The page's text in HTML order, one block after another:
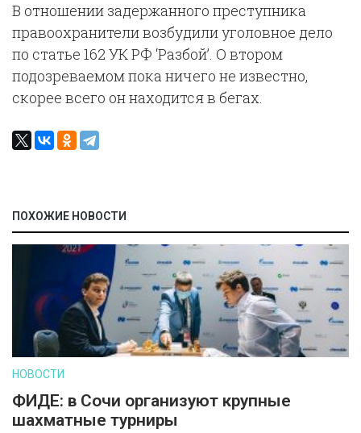
В отношении задержанного преступника
правоохранители возбудили уголовное дело
по статье 162 УК РФ ‘Разбой’. О втором
подозреваемом пока ничего не известно,
скорее всего он находится в бегах.
ПОХОЖИЕ НОВОСТИ
НОВОСТИ
ФИДЕ: в Сочи организуют крупные
шахматные турниры